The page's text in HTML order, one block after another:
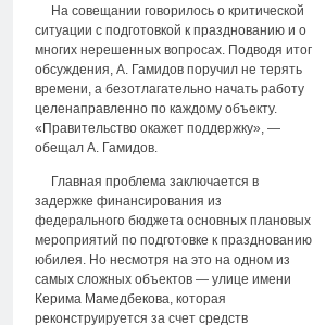
На совещании говорилось о критической
ситуации с подготовкой к празднованию и о
многих нерешенных вопросах. Подводя итог
обсуждения, А. Гамидов поручил не терять
времени, а безотлагательно начать работу
целенаправленно по каждому объекту.
«Правительство окажет поддержку», —
обещал А. Гамидов.
Главная проблема заключается в
задержке финансирования из
федерального бюджета основных плановых
мероприятий по подготовке к празднованию
юбилея. Но несмотря на это на одном из
самых сложных объектов — улице имени
Керима Мамедбекова, которая
реконструируется за счет средств